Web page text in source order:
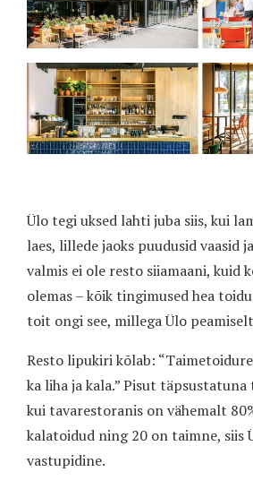
Ülo tegi uksed lahti juba siis, kui
laes, lillede jaoks puudusid vaasid
valmis ei ole resto siiamaani, kuid
olemas – kõik tingimused hea
toit ongi see, millega Ülo
Resto lipukiri kõlab:
ka liha ja kala.” Pisut täpsustatuna
kui tavarestoranis on vähemalt
kalatoidud ning 20 on taimne, siis
vastupidine.